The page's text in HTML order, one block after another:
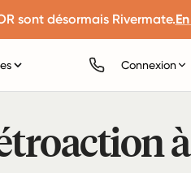
sont désormais Rivermate.
Connexion
à